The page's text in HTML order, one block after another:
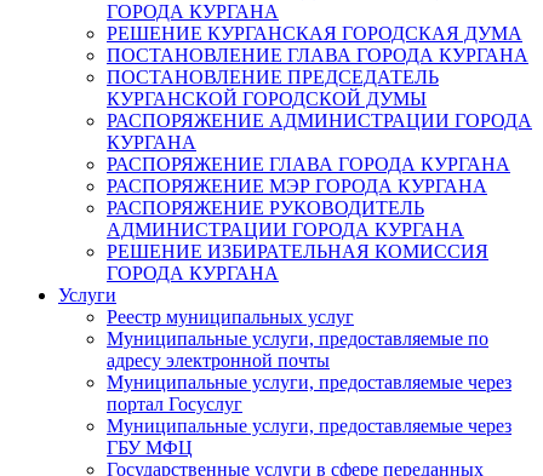
ГОРОДА КУРГАНА
РЕШЕНИЕ КУРГАНСКАЯ ГОРОДСКАЯ ДУМА
ПОСТАНОВЛЕНИЕ ГЛАВА ГОРОДА КУРГАНА
ПОСТАНОВЛЕНИЕ ПРЕДСЕДАТЕЛЬ
КУРГАНСКОЙ ГОРОДСКОЙ ДУМЫ
РАСПОРЯЖЕНИЕ АДМИНИСТРАЦИИ ГОРОДА
КУРГАНА
РАСПОРЯЖЕНИЕ ГЛАВА ГОРОДА КУРГАНА
РАСПОРЯЖЕНИЕ МЭР ГОРОДА КУРГАНА
РАСПОРЯЖЕНИЕ РУКОВОДИТЕЛЬ
АДМИНИСТРАЦИИ ГОРОДА КУРГАНА
РЕШЕНИЕ ИЗБИРАТЕЛЬНАЯ КОМИССИЯ
ГОРОДА КУРГАНА
Услуги
Реестр муниципальных услуг
Муниципальные услуги, предоставляемые по
адресу электронной почты
Муниципальные услуги, предоставляемые через
портал Госуслуг
Муниципальные услуги, предоставляемые через
ГБУ МФЦ
Государственные услуги в сфере переданных